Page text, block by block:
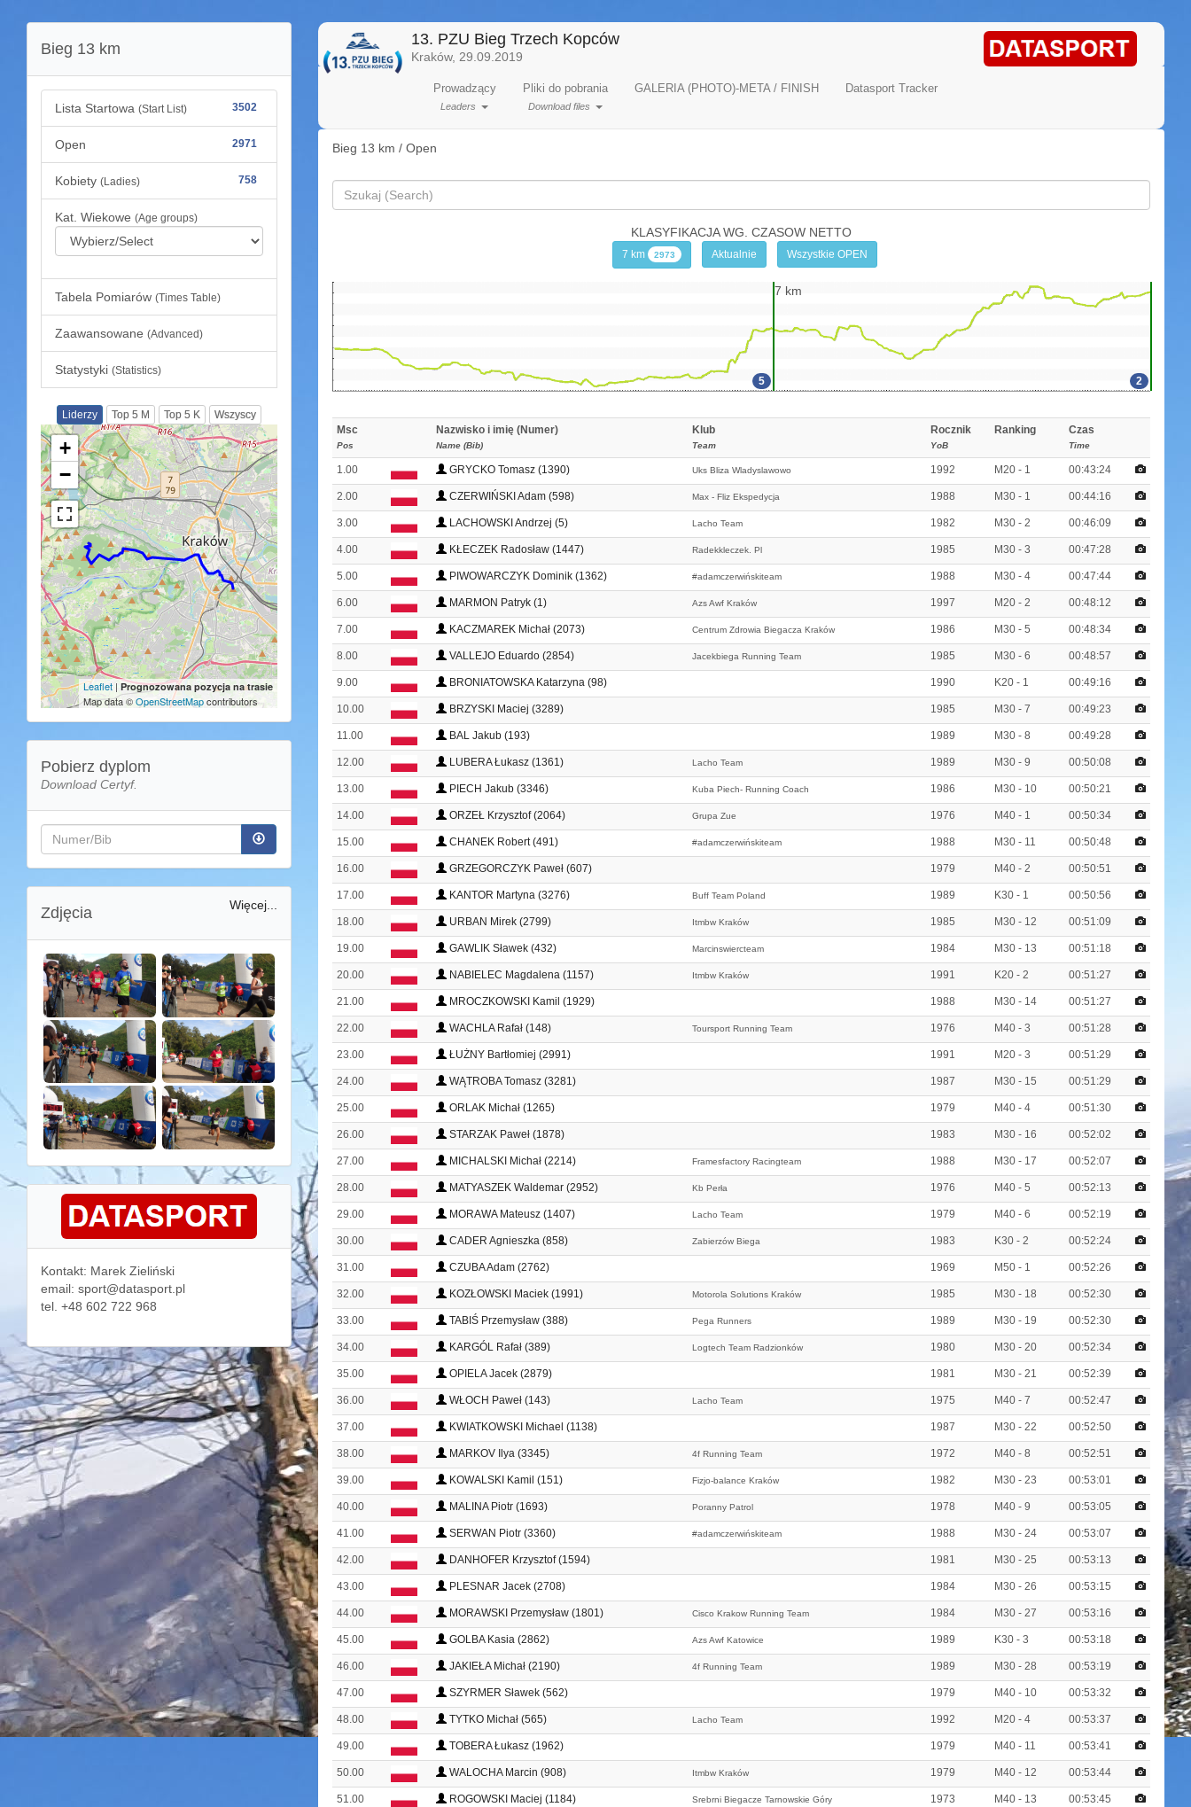
Bieg 13 km
Lista Startowa (Start List) 3502
Open 2971
Kobiety (Ladies) 758
Kat. Wiekowe (Age groups)
Tabela Pomiarów (Times Table)
Zaawansowane (Advanced)
Statystyki (Statistics)
Liderzy Top 5 M Top 5 K Wszyscy
+
−
Leaflet| Prognozowana pozycja na trasie
Map data ©OpenStreetMapcontributors
Pobierz dyplom
Download Certyf.
Więcej...
Zdjęcia
Kontakt: Marek Zieliński
email: sport@datasport.pl
tel. +48 602 722 968
13. PZU Bieg Trzech Kopców
Kraków, 29.09.2019
Prowadzący
Leaders
Pliki do pobrania
Download files
GALERIA (PHOTO)-META / FINISH Datasport Tracker
Bieg 13 km / Open
KLASYFIKACJA WG. CZASOW NETTO
7 km 2973 Aktualnie Wszystkie OPEN
5
7 km
2
Msc
Pos
Nazwisko i imię (Numer)
Name (Bib)
Klub
Team
Rocznik
YoB
Ranking Czas
Time
1.00 GRYCKO Tomasz (1390) Uks Bliza Wladyslawowo 1992 M20 - 1 00:43:24
2.00 CZERWIŃSKI Adam (598) Max - Fliz Ekspedycja 1988 M30 - 1 00:44:16
3.00 LACHOWSKI Andrzej (5) Lacho Team 1982 M30 - 2 00:46:09
4.00 KŁECZEK Radosław (1447) Radekkleczek. Pl 1985 M30 - 3 00:47:28
5.00 PIWOWARCZYK Dominik (1362) #adamczerwińskiteam 1988 M30 - 4 00:47:44
6.00 MARMON Patryk (1) Azs Awf Kraków 1997 M20 - 2 00:48:12
7.00 KACZMAREK Michał (2073) Centrum Zdrowia Biegacza Kraków 1986 M30 - 5 00:48:34
8.00 VALLEJO Eduardo (2854) Jacekbiega Running Team 1985 M30 - 6 00:48:57
9.00 BRONIATOWSKA Katarzyna (98) 1990 K20 - 1 00:49:16
10.00 BRZYSKI Maciej (3289) 1985 M30 - 7 00:49:23
11.00 BAL Jakub (193) 1989 M30 - 8 00:49:28
12.00 LUBERA Łukasz (1361) Lacho Team 1989 M30 - 9 00:50:08
13.00 PIECH Jakub (3346) Kuba Piech- Running Coach 1986 M30 - 10 00:50:21
14.00 ORZEŁ Krzysztof (2064) Grupa Zue 1976 M40 - 1 00:50:34
15.00 CHANEK Robert (491) #adamczerwińskiteam 1988 M30 - 11 00:50:48
16.00 GRZEGORCZYK Paweł (607) 1979 M40 - 2 00:50:51
17.00 KANTOR Martyna (3276) Buff Team Poland 1989 K30 - 1 00:50:56
18.00 URBAN Mirek (2799) Itmbw Kraków 1985 M30 - 12 00:51:09
19.00 GAWLIK Sławek (432) Marcinswiercteam 1984 M30 - 13 00:51:18
20.00 NABIELEC Magdalena (1157) Itmbw Kraków 1991 K20 - 2 00:51:27
21.00 MROCZKOWSKI Kamil (1929) 1988 M30 - 14 00:51:27
22.00 WACHLA Rafał (148) Toursport Running Team 1976 M40 - 3 00:51:28
23.00 ŁUŻNY Bartłomiej (2991) 1991 M20 - 3 00:51:29
24.00 WĄTROBA Tomasz (3281) 1987 M30 - 15 00:51:29
25.00 ORLAK Michał (1265) 1979 M40 - 4 00:51:30
26.00 STARZAK Paweł (1878) 1983 M30 - 16 00:52:02
27.00 MICHALSKI Michał (2214) Framesfactory Racingteam 1988 M30 - 17 00:52:07
28.00 MATYASZEK Waldemar (2952) Kb Perła 1976 M40 - 5 00:52:13
29.00 MORAWA Mateusz (1407) Lacho Team 1979 M40 - 6 00:52:19
30.00 CADER Agnieszka (858) Zabierzów Biega 1983 K30 - 2 00:52:24
31.00 CZUBA Adam (2762) 1969 M50 - 1 00:52:26
32.00 KOZŁOWSKI Maciek (1991) Motorola Solutions Kraków 1985 M30 - 18 00:52:30
33.00 TABIŚ Przemysław (388) Pega Runners 1989 M30 - 19 00:52:30
34.00 KARGÓL Rafał (389) Logtech Team Radzionków 1980 M30 - 20 00:52:34
35.00 OPIELA Jacek (2879) 1981 M30 - 21 00:52:39
36.00 WŁOCH Paweł (143) Lacho Team 1975 M40 - 7 00:52:47
37.00 KWIATKOWSKI Michael (1138) 1987 M30 - 22 00:52:50
38.00 MARKOV Ilya (3345) 4f Running Team 1972 M40 - 8 00:52:51
39.00 KOWALSKI Kamil (151) Fizjo-balance Kraków 1982 M30 - 23 00:53:01
40.00 MALINA Piotr (1693) Poranny Patrol 1978 M40 - 9 00:53:05
41.00 SERWAN Piotr (3360) #adamczerwińskiteam 1988 M30 - 24 00:53:07
42.00 DANHOFER Krzysztof (1594) 1981 M30 - 25 00:53:13
43.00 PLESNAR Jacek (2708) 1984 M30 - 26 00:53:15
44.00 MORAWSKI Przemysław (1801) Cisco Krakow Running Team 1984 M30 - 27 00:53:16
45.00 GOLBA Kasia (2862) Azs Awf Katowice 1989 K30 - 3 00:53:18
46.00 JAKIEŁA Michał (2190) 4f Running Team 1989 M30 - 28 00:53:19
47.00 SZYRMER Sławek (562) 1979 M40 - 10 00:53:32
48.00 TYTKO Michał (565) Lacho Team 1992 M20 - 4 00:53:37
49.00 TOBERA Łukasz (1962) 1979 M40 - 11 00:53:41
50.00 WALOCHA Marcin (908) Itmbw Kraków 1979 M40 - 12 00:53:44
51.00 ROGOWSKI Maciej (1184) Srebrni Biegacze Tarnowskie Góry 1973 M40 - 13 00:53:45